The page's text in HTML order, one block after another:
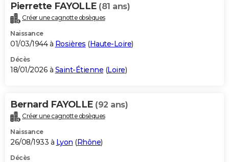
Pierrette FAYOLLE (81 ans)
Créer une cagnotte obsèques
Naissance
01/03/1944 à Rosières (Haute-Loire)
Décès
18/01/2026 à Saint-Étienne (Loire)
Bernard FAYOLLE (92 ans)
Créer une cagnotte obsèques
Naissance
26/08/1933 à Lyon (Rhône)
Décès